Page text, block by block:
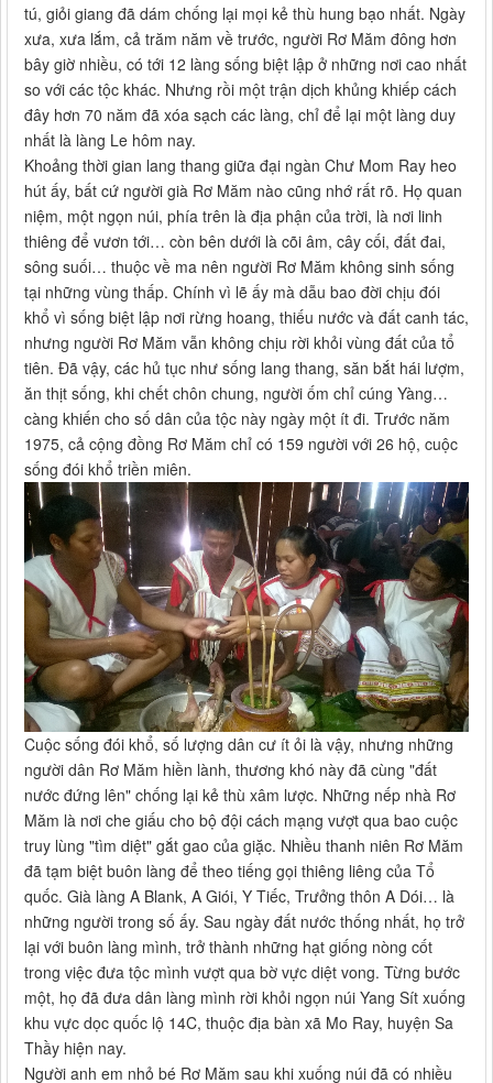
tú, giỏi giang đã dám chống lại mọi kẻ thù hung bạo nhất. Ngày
xưa, xưa lắm, cả trăm năm về trước, người Rơ Măm đông hơn
bây giờ nhiều, có tới 12 làng sống biệt lập ở những nơi cao nhất
so với các tộc khác. Nhưng rồi một trận dịch khủng khiếp cách
đây hơn 70 năm đã xóa sạch các làng, chỉ để lại một làng duy
nhất là làng Le hôm nay.
Khoảng thời gian lang thang giữa đại ngàn Chư Mom Ray heo
hút ấy, bất cứ người già Rơ Măm nào cũng nhớ rất rõ. Họ quan
niệm, một ngọn núi, phía trên là địa phận của trời, là nơi linh
thiêng để vươn tới… còn bên dưới là cõi âm, cây cối, đất đai,
sông suối… thuộc về ma nên người Rơ Măm không sinh sống
tại những vùng thấp. Chính vì lẽ ấy mà dẫu bao đời chịu đói
khổ vì sống biệt lập nơi rừng hoang, thiếu nước và đất canh tác,
nhưng người Rơ Măm vẫn không chịu rời khỏi vùng đất của tổ
tiên. Đã vậy, các hủ tục như sống lang thang, săn bắt hái lượm,
ăn thịt sống, khi chết chôn chung, người ốm chỉ cúng Yàng…
càng khiến cho số dân của tộc này ngày một ít đi. Trước năm
1975, cả cộng đồng Rơ Măm chỉ có 159 người với 26 hộ, cuộc
sống đói khổ triền miên.
Cuộc sống đói khổ, số lượng dân cư ít ỏi là vậy, nhưng những
người dân Rơ Măm hiền lành, thương khó này đã cùng "đất
nước đứng lên" chống lại kẻ thù xâm lược. Những nếp nhà Rơ
Măm là nơi che giấu cho bộ đội cách mạng vượt qua bao cuộc
truy lùng "tìm diệt" gắt gao của giặc. Nhiều thanh niên Rơ Măm
đã tạm biệt buôn làng để theo tiếng gọi thiêng liêng của Tổ
quốc. Già làng A Blank, A Giói, Y Tiếc, Trưởng thôn A Dói… là
những người trong số ấy. Sau ngày đất nước thống nhất, họ trở
lại với buôn làng mình, trở thành những hạt giống nòng cốt
trong việc đưa tộc mình vượt qua bờ vực diệt vong. Từng bước
một, họ đã đưa dân làng mình rời khỏi ngọn núi Yang Sít xuống
khu vực dọc quốc lộ 14C, thuộc địa bàn xã Mo Ray, huyện Sa
Thầy hiện nay.
Người anh em nhỏ bé Rơ Măm sau khi xuống núi đã có nhiều